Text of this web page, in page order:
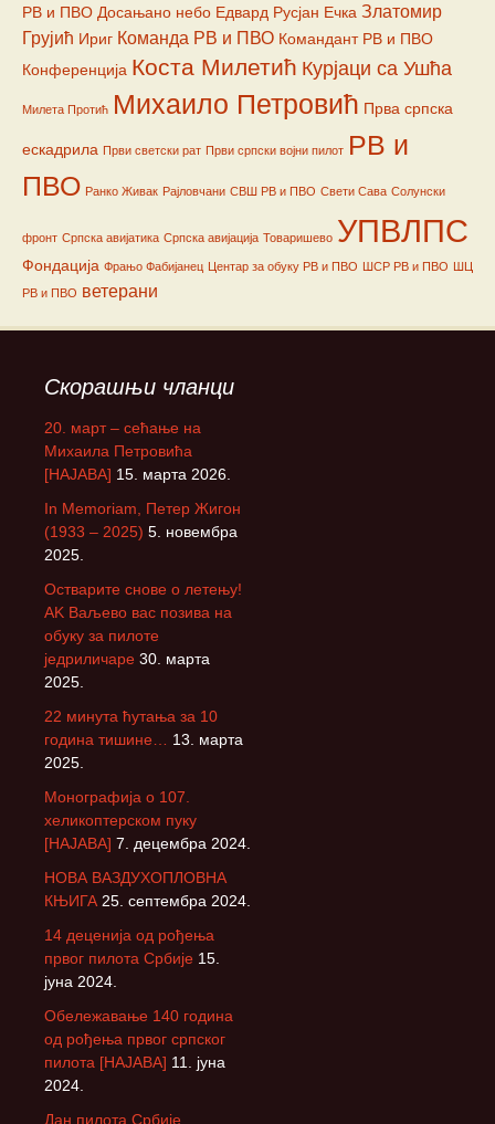
РВ и ПВО Досањано небо Едвард Русјан Ечка Златомир
Грујић Ириг Команда РВ и ПВО Командант РВ и ПВО
Конференција Коста Милетић Курјаци са Ушћа
Милета Протић Михаило Петровић Прва српска
ескадрила Први светски рат Први српски војни пилот РВ и
ПВО Ранко Живак Рајловчани СВШ РВ и ПВО Свети Сава Солунски
фронт Српска авијатика Српска авијација Товаришево УПВЛПС
Фондација Фрањо Фабијанец Центар за обуку РВ и ПВО ШСР РВ и ПВО ШЦ
РВ и ПВО ветерани
Скорашњи чланци
20. март – сећање на
Михаила Петровића
[НАЈАВА] 15. марта 2026.
In Memoriam, Петер Жигон
(1933 – 2025) 5. новембра
2025.
Остварите снове о летењу!
АK Ваљево вас позива на
обуку за пилоте
једриличаре 30. марта
2025.
22 минута ћутања за 10
година тишине…
13. марта
2025.
Монографија о 107.
хеликоптерском пуку
[НАЈАВА] 7. децембра 2024.
НОВА ВАЗДУХОПЛОВНА
КЊИГА 25. септембра 2024.
14 деценија од рођења
првог пилота Србије 15.
јуна 2024.
Обележавање 140 година
од рођења првог српског
пилота [НАЈАВА] 11. јуна
2024.
Дан пилота Србије